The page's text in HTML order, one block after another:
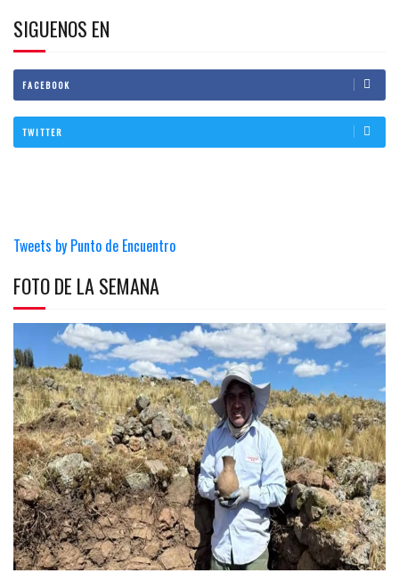
SIGUENOS EN
FACEBOOK
TWITTER
Tweets by Punto de Encuentro
FOTO DE LA SEMANA